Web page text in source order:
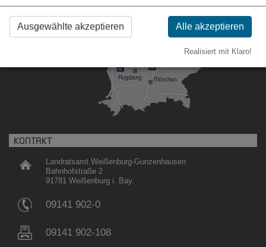
KONTAKT
Landratsamt Weißenburg-Gunzenhausen
Bahnhofstraße 2
91781 Weißenburg i. Bay.
09141 902-0
09141 902-108
Ausgewählte akzeptieren Alle akzeptieren
Realisiert mit Klaro!